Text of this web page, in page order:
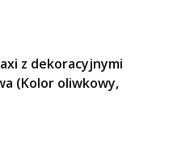
z dekoracyjnymi
(Kolor oliwkowy,